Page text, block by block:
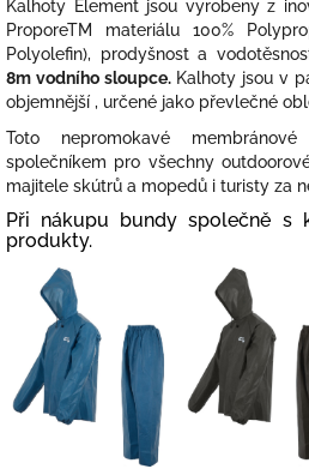
Kalhoty Element jsou vyrobeny z
ProporeTM materiálu 100%
Polyolefin), prodyšnost a
8m vodního sloupce. Kalhoty jsou v
objemnější , určené jako převlečné
Toto nepromokavé
společníkem pro všechny
majitele skútrů a mopedů i turisty za
Při nákupu bundy společně s
produkty.